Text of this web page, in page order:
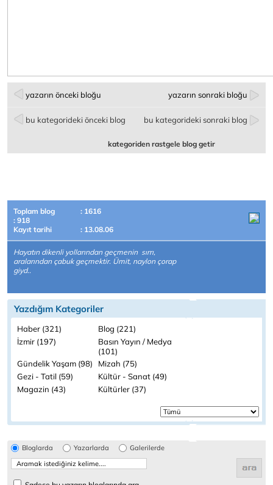
yazarın önceki bloğu yazarın sonraki bloğu
bu kategorideki önceki blog bu kategorideki sonraki blog
kategoriden rastgele blog getir
Toplam blog
: 1616
: 918
Kayıt tarihi
: 13.08.06
Hayatın dikenli yollarından geçmenin sırrı,
aralarından çabuk geçmektir. Ümit, naylon çorap
giyd..
Yazdığım Kategoriler
Haber (321)
Blog (221)
İzmir (197)
Basın Yayın / Medya
(101)
Gündelik Yaşam (98)
Mizah (75)
Gezi - Tatil (59)
Kültür - Sanat (49)
Magazin (43)
Kültürler (37)
Bloglarda Yazarlarda Galerilerde